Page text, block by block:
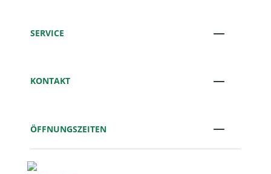
SERVICE
KONTAKT
ÖFFNUNGSZEITEN